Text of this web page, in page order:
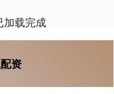
加载完成
资